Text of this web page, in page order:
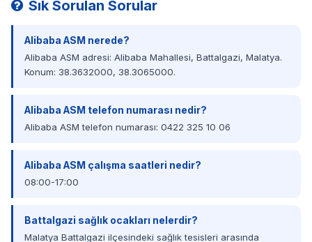
Sık Sorulan Sorular
Alibaba ASM nerede?
Alibaba ASM adresi: Alibaba Mahallesi, Battalgazi, Malatya.
Konum: 38.3632000, 38.3065000.
Alibaba ASM telefon numarası nedir?
Alibaba ASM telefon numarası: 0422 325 10 06
Alibaba ASM çalışma saatleri nedir?
08:00-17:00
Battalgazi sağlık ocakları nelerdir?
Malatya Battalgazi ilçesindeki sağlık tesisleri arasında